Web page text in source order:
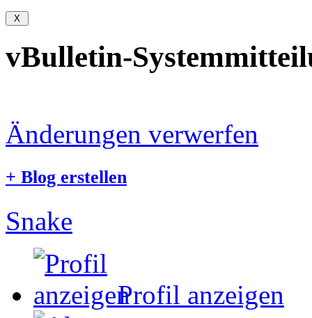
vBulletin-
Änderungen verwerfen
+ Blog erstellen
Snake
Profil anzeigen